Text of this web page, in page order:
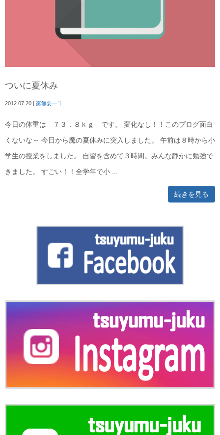
ついに夏休み
2012.07.20 | 露無要一千
今日の体重は ７３．８ｋｇ です。 変化なし！！このブログ面白
くないな～ 今日から魔の夏休みに突入しました。 午前は８時から小
学生の授業をしました。 自習を含めて３時間。みんな静かに勉強で
きました。 すごい！！全学年で小 ...
続きを見る